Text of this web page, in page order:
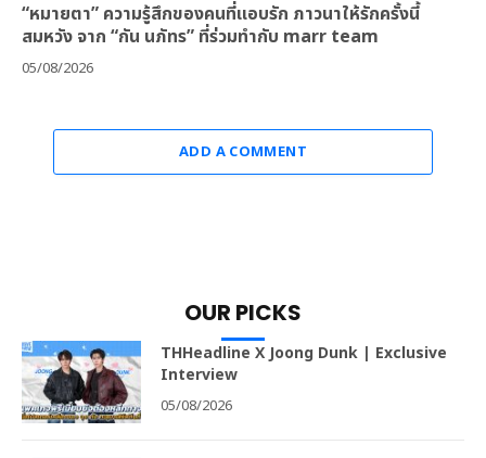
“หมายตา” ความรู้สึกของคนที่แอบรัก ภาวนาให้รักครั้งนี้
สมหวัง จาก “กัน นภัทร” ที่ร่วมทำกับ marr team
05/08/2026
ADD A COMMENT
OUR PICKS
THHeadline X Joong Dunk | Exclusive
Interview
05/08/2026